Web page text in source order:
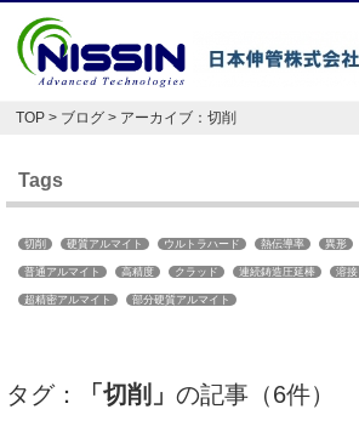
日本伸管の強み
お悩み解決事例
企業情報
TOP > ブログ > アーカイブ：切削
Tags
切削 硬質アルマイト ウルトラハード 熱伝導率 異形
普通アルマイト 高精度 クラッド 連続鋳造圧延棒 溶接
超精密アルマイト 部分硬質アルマイト
タグ： 「切削」 の記事（6件）